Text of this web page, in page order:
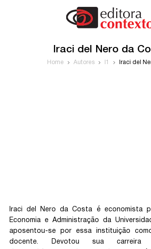
Iraci del Nero da
Home Autores I1 Iraci del
Iraci del Nero da Costa é economista
Economia e Administração da
aposentou-se por essa instituição
docente. Devotou sua carreira